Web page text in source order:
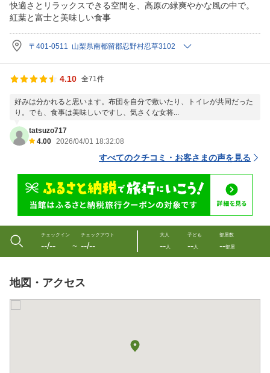
快適さとリラックスできる空間を、高原の緑爽やかな風の中で。
紅葉と富士と美味しい食事
〒401-0511 山梨県南都留郡忍野村忍草3102
4.10 全71件
好みは分かれると思います。布団を自分で敷いたり、トイレが共同だった
り。でも、食事は美味しいですし、気さくな女将...
tatsuzo717
4.00 2026/04/01 18:32:08
すべてのクチコミ・お客さまの声を見る
チェックイン
--/-- 〜
チェックアウト
--/--
大人
--人
子ども
--人
部屋数
--部屋
地図・アクセス